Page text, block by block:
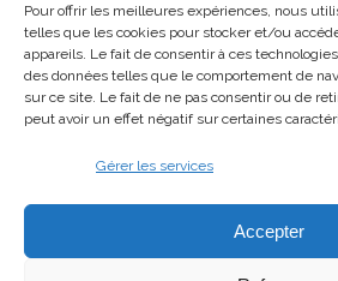
Pour offrir les meilleures expériences, nous
telles que les cookies pour stocker et/ou
appareils. Le fait de consentir à ces
des données telles que le comportement de
sur ce site. Le fait de ne pas consentir ou de
peut avoir un effet négatif sur certaines
Gérer les services
Accepter
NAC parasite
urgence urgences
Création du site
Agence